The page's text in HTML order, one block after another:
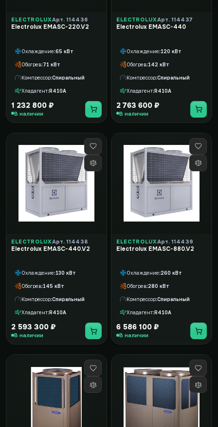
ELECTROLUXАрт. 114436
Electrolux EMASC-220.V2
Охлаждение 65 кВт
Обогрев 71 кВт
Компрессор Спиральный
Хладагент R410A
1 232 800 ₽
В наличии
ELECTROLUXАрт. 114437
Electrolux EMASC-440
Охлаждение 120 кВт
Обогрев 142 кВт
Компрессор Спиральный
Хладагент R410A
2 763 600 ₽
В наличии
ELECTROLUXАрт. 114438
Electrolux EMASC-440.V2
Охлаждение 130 кВт
Обогрев 145 кВт
Компрессор Спиральный
Хладагент R410A
2 593 300 ₽
В наличии
ELECTROLUXАрт. 114439
Electrolux EMASC-880.V2
Охлаждение 260 кВт
Обогрев 280 кВт
Компрессор Спиральный
Хладагент R410A
6 586 100 ₽
В наличии